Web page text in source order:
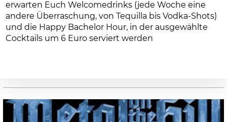
erwarten Euch Welcomedrinks (jede Woche eine
andere Überraschung, von Tequilla bis Vodka-Shots)
und die Happy Bachelor Hour, in der ausgewählte
Cocktails um 6 Euro serviert werden